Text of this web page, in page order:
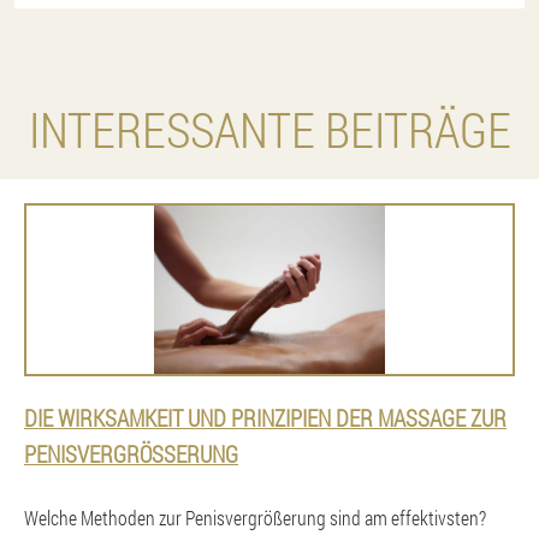
INTERESSANTE BEITRÄGE
DIE WIRKSAMKEIT UND PRINZIPIEN DER MASSAGE ZUR
PENISVERGRÖSSERUNG
Welche Methoden zur Penisvergrößerung sind am effektivsten?